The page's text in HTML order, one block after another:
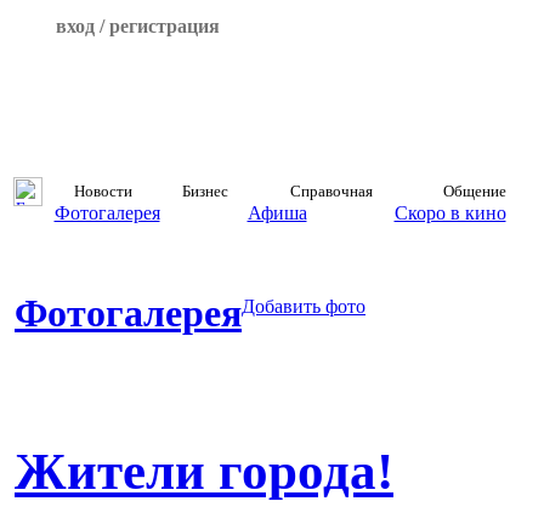
вход / регистрация
Новости Бизнес Справочная Общение
Фотогалерея Афиша Скоро в кино
ФотогалереяДобавить фото
Жители города!